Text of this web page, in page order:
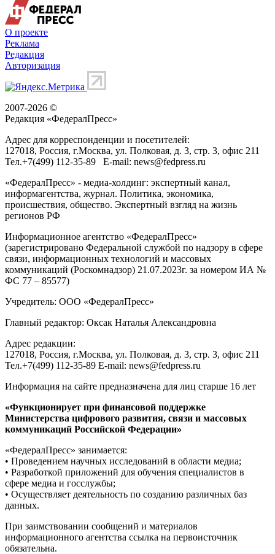
О проекте
Реклама
Редакция
Авторизация
2007-2026 ©
Редакция «ФедералПресс»
Адрес для корреспонденции и посетителей:
127018, Россия, г.Москва, ул. Полковая, д. 3, стр. 3, офис 211
Тел.+7(499) 112-35-89 E-mail: news@fedpress.ru
«ФедералПресс» - медиа-холдинг: экспертный канал,
информагентства, журнал. Политика, экономика,
происшествия, общество. Экспертный взгляд на жизнь
регионов РФ
Информационное агентство «ФедералПресс»
(зарегистрировано Федеральной службой по надзору в сфере
связи, информационных технологий и массовых
коммуникаций (Роскомнадзор) 21.07.2023г. за номером ИА №
ФС 77 – 85577)
Учредитель: ООО «ФедералПресс»
Главный редактор: Оксак Наталья Александровна
Адрес редакции:
127018, Россия, г.Москва, ул. Полковая, д. 3, стр. 3, офис 211
Тел.+7(499) 112-35-89 E-mail: news@fedpress.ru
Информация на сайте предназначена для лиц старше 16 лет
«Функционирует при финансовой поддержке
Министерства цифрового развития, связи и массовых
коммуникаций Российской Федерации»
«ФедералПресс» занимается:
• Проведением научных исследований в области медиа;
• Разработкой приложений для обучения специалистов в
сфере медиа и госслужбы;
• Осуществляет деятельность по созданию различных баз
данных.
При заимствовании сообщений и материалов
информационного агентства ссылка на первоисточник
обязательна.